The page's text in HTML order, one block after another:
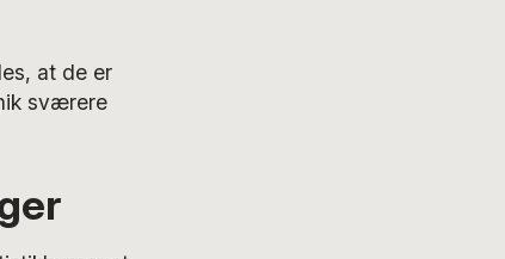
at de er
sværere